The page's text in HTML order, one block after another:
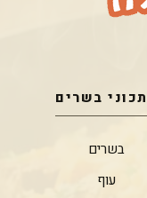
בשרים
בשרים
עוף